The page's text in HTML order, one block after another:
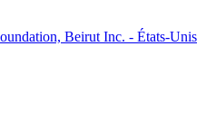
Beirut Inc. - États-Unis